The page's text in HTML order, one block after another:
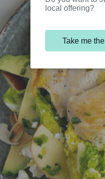
local offering?
Take me